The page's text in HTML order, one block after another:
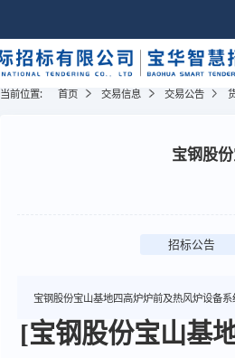
当前位置: 首页 交易信息 交易公告
宝钢股
招标公告
宝钢股份宝山基地四高炉炉前及热风炉设备
[宝钢股份宝山基